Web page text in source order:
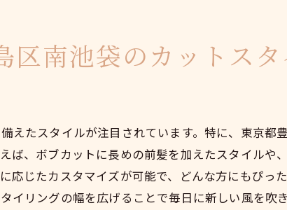
日常に刺激を与えるカットスタイルの選び方
区南池袋のカットス
えたスタイルが注目されています。特に、東京都
ば、ボブカットに長めの前髪を加えたスタイルや
応じたカスタマイズが可能で、どんな方にもぴっ
イリングの幅を広げることで毎日に新しい風を吹